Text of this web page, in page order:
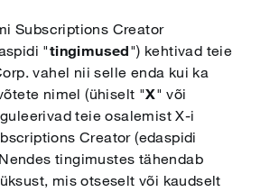
Subscriptions Creator
"tingimused") kehtivad teie
vahel nii selle enda kui ka
nimel (ühiselt "X" või
teie osalemist X-i
Creator (edaspidi
tingimustes tähendab
üksust, mis otseselt või kaudselt
Indonesia